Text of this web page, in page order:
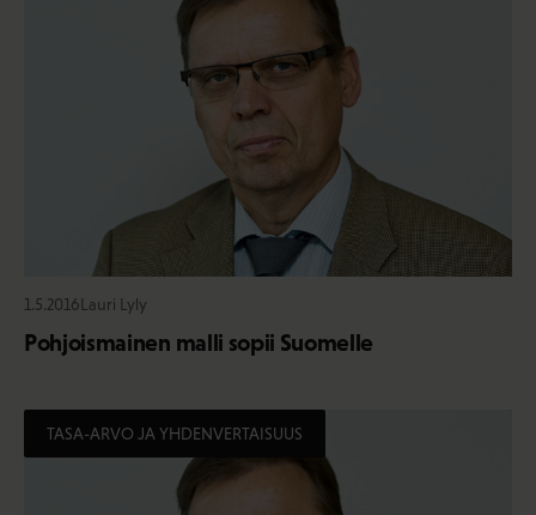
1.5.2016Lauri Lyly
Pohjoismainen malli sopii Suomelle
TASA-ARVO JA YHDENVERTAISUUS